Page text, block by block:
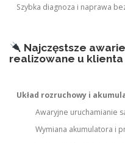
Szybka diagnoza i naprawa
Najczęstsze
realizowane u klienta
Układ rozruchowy i
Awaryjne uruchamianie
Wymiana akumulatora i